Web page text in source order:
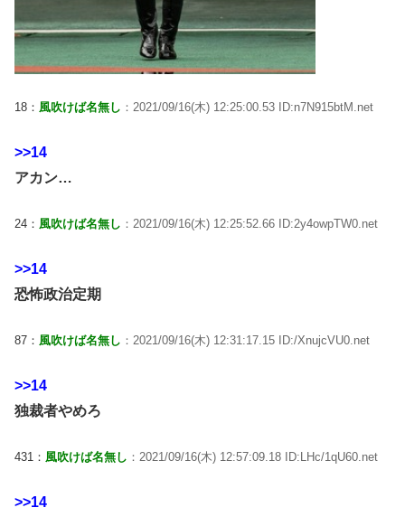
18： 風吹けば名無し ：2021/09/16(木) 12:25:00.53 ID:n7N915btM.net
>>14
アカン…
24： 風吹けば名無し ：2021/09/16(木) 12:25:52.66 ID:2y4owpTW0.net
>>14
恐怖政治定期
87： 風吹けば名無し ：2021/09/16(木) 12:31:17.15 ID:/XnujcVU0.net
>>14
独裁者やめろ
431： 風吹けば名無し ：2021/09/16(木) 12:57:09.18 ID:LHc/1qU60.net
>>14